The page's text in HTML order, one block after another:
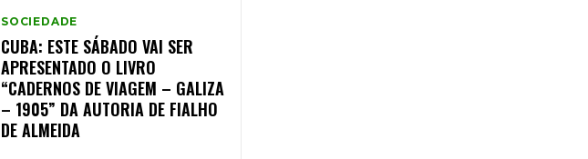
SOCIEDADE
CUBA: ESTE SÁBADO VAI SER
APRESENTADO O LIVRO
“CADERNOS DE VIAGEM – GALIZA
– 1905” DA AUTORIA DE FIALHO
DE ALMEIDA